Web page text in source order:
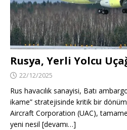
Rusya, Yerli Yolcu
22/12/2025
Rus havacılık sanayisi, Batı
ikame” stratejisinde kritik bir
Aircraft Corporation (UAC),
yeni nesil [devamı…]